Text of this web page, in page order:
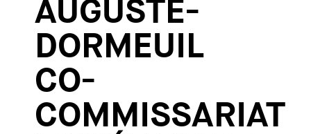
AUGUSTE-
DORMEUIL
CO-
COMMISSARIAT